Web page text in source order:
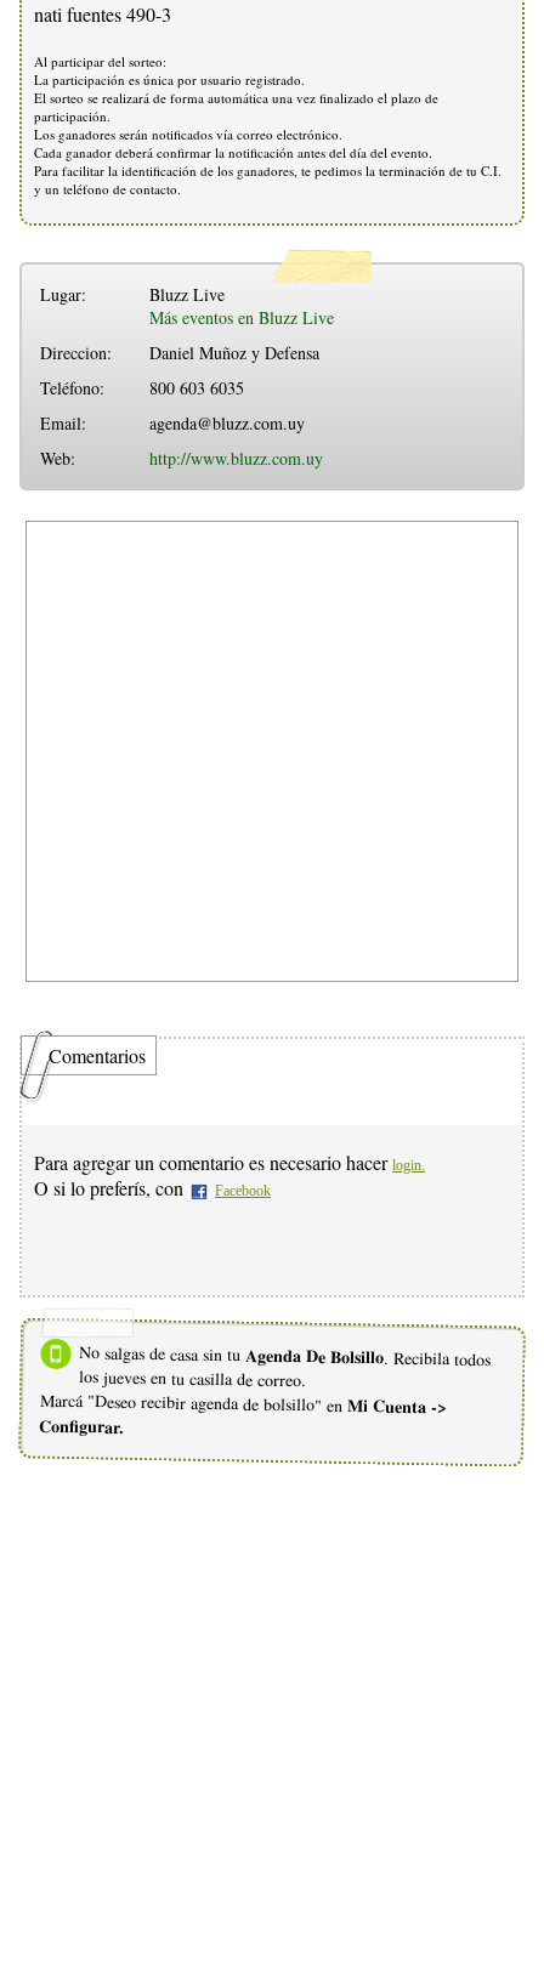
nati fuentes 490-3
Al participar del sorteo:
La participación es única por usuario registrado.
El sorteo se realizará de forma automática una vez finalizado el plazo de
participación.
Los ganadores serán notificados vía correo electrónico.
Cada ganador deberá confirmar la notificación antes del día del evento.
Para facilitar la identificación de los ganadores, te pedimos la terminación de tu C.I.
y un teléfono de contacto.
Lugar:
Bluzz Live
Más eventos en Bluzz Live
Direccion:
Daniel Muñoz y Defensa
Teléfono:
800 603 6035
Email:
agenda@bluzz.com.uy
Web:
http://www.bluzz.com.uy
Comentarios
Para agregar un comentario es necesario hacer login.
O si lo preferís, con Facebook
No salgas de casa sin tu Agenda De Bolsillo. Recibila todos
los jueves en tu casilla de correo.
Marcá "Deseo recibir agenda de bolsillo" en Mi Cuenta ->
Configurar.